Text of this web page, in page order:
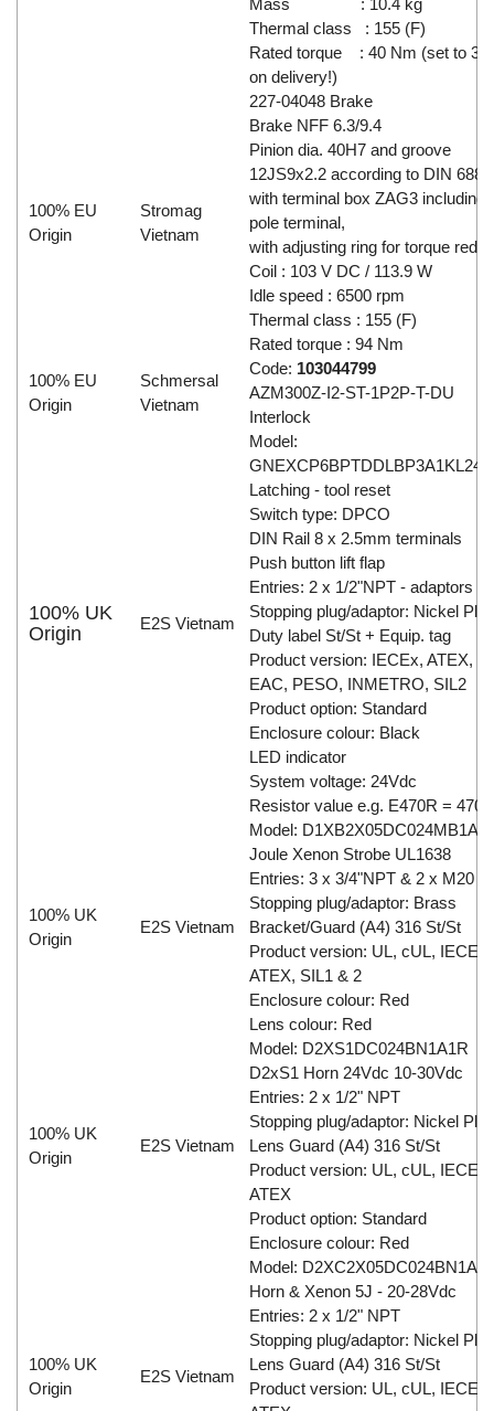
Mass : 10.4 kg
Thermal class : 155 (F)
Rated torque : 40 Nm (set to 30
on delivery!)
100% EU
Origin
Stromag
Vietnam
227-04048 Brake
Brake NFF 6.3/9.4
Pinion dia. 40H7 and groove
12JS9x2.2 according to DIN
with terminal box ZAG3 including
pole terminal,
with adjusting ring for torque
Coil : 103 V DC / 113.9 W
Idle speed : 6500 rpm
Thermal class : 155 (F)
Rated torque : 94 Nm
100% EU
Origin
Schmersal
Vietnam
Code: 103044799
AZM300Z-I2-ST-1P2P-T-DU
Interlock
100% UK
Origin
E2S Vietnam
Model:
Latching - tool reset
Switch type: DPCO
DIN Rail 8 x 2.5mm terminals
Push button lift flap
Entries: 2 x 1/2"NPT - adaptors
Stopping plug/adaptor: Nickel
Duty label St/St + Equip. tag
Product version: IECEx, ATEX,
EAC, PESO, INMETRO, SIL2
Product option: Standard
Enclosure colour: Black
LED indicator
System voltage: 24Vdc
Resistor value e.g. E470R = 470
100% UK
Origin
E2S Vietnam
Model:
Joule Xenon Strobe UL1638
Entries: 3 x 3/4"NPT & 2 x M20
Stopping plug/adaptor: Brass
Bracket/Guard (A4) 316 St/St
Product version: UL, cUL, IECEx,
ATEX, SIL1 & 2
Enclosure colour: Red
Lens colour: Red
100% UK
Origin
E2S Vietnam
Model: D2XS1DC024BN1A1R
D2xS1 Horn 24Vdc 10-30Vdc
Entries: 2 x 1/2" NPT
Stopping plug/adaptor: Nickel
Lens Guard (A4) 316 St/St
Product version: UL, cUL, IECEx,
ATEX
Product option: Standard
Enclosure colour: Red
100% UK
Origin
E2S Vietnam
Model:
Horn & Xenon 5J - 20-28Vdc
Entries: 2 x 1/2" NPT
Stopping plug/adaptor: Nickel
Lens Guard (A4) 316 St/St
Product version: UL, cUL, IECEx,